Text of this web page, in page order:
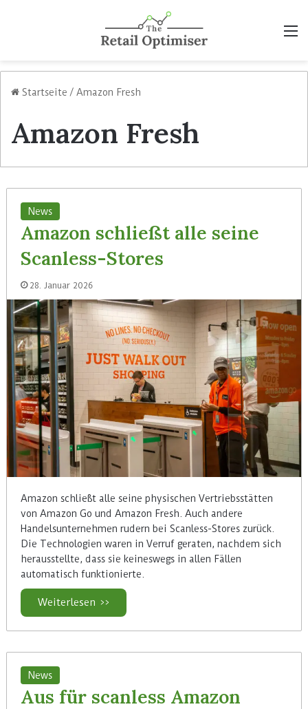
Startseite / Amazon Fresh
Amazon Fresh
News
Amazon schließt alle seine
Scanless-Stores
28. Januar 2026
Amazon schließt alle seine physischen Vertriebsstätten
von Amazon Go und Amazon Fresh. Auch andere
Handelsunternehmen rudern bei Scanless-Stores zurück.
Die Technologien waren in Verruf geraten, nachdem sich
herausstellte, dass sie keineswegs in allen Fällen
automatisch funktionierte.
Weiterlesen >>
News
Aus für scanless Amazon